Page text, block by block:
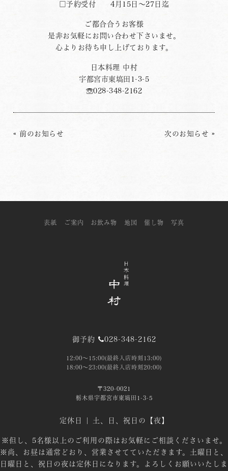
□予約受付 4月15日〜27日迄
ご都合合うお客様
是非お気軽にお問い合わせ下さいませ。
心よりお待ち申し上げております。
日本料理 中村
宇都宮市東塙田1-3-5
☏028-348-2162
« 前のお知らせ 次のお知らせ »
表紙 ご案内 お飲み物 地図 催し物 写真
御予約 028-348-2162
12:00～15:00(最終入店時刻13:00)
18:00～23:00(最終入店時刻20:00)
〒320-0021
栃木県宇都宮市東塙田1-3-5
定休日 | 土、日、祝日の【夜】
※但し、5名様以上のご利用の際はお気軽にご相談くださいませ。
※尚、お昼は通常どおり、営業させてていただきます。土曜日と、
日曜日と、祝日の夜は定休日になります。よろしくお願いいたしま